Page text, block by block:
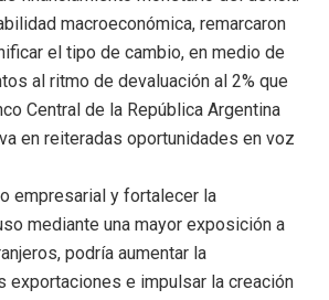
macroeconómica, remarcaron
el tipo de cambio, en medio de
al ritmo de devaluación al 2% que
Central de la República Argentina
en reiteradas oportunidades en voz
empresarial y fortalecer la
mediante una mayor exposición a
podría aumentar la
exportaciones e impulsar la creación